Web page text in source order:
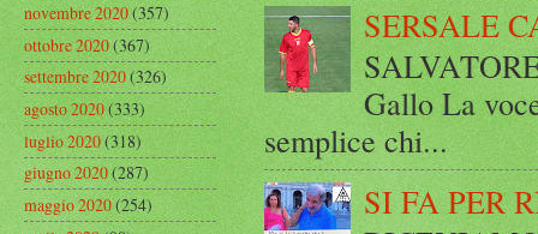
SERSALE
Gallo La
semplice chi...
SI FA PER
novembre 2020(357)
ottobre 2020(367)
settembre 2020(326)
agosto 2020(333)
luglio 2020(318)
giugno 2020(287)
maggio 2020(254)